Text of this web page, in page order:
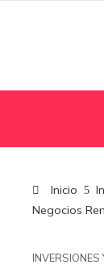
Inicio
Negocios
INVERSIONES